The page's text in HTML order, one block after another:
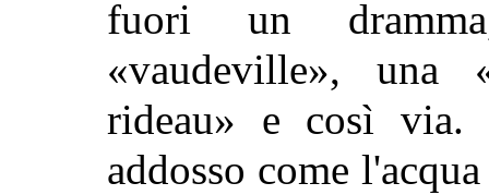
fuori un
«vaudeville», una
rideau» e così via.
addosso come